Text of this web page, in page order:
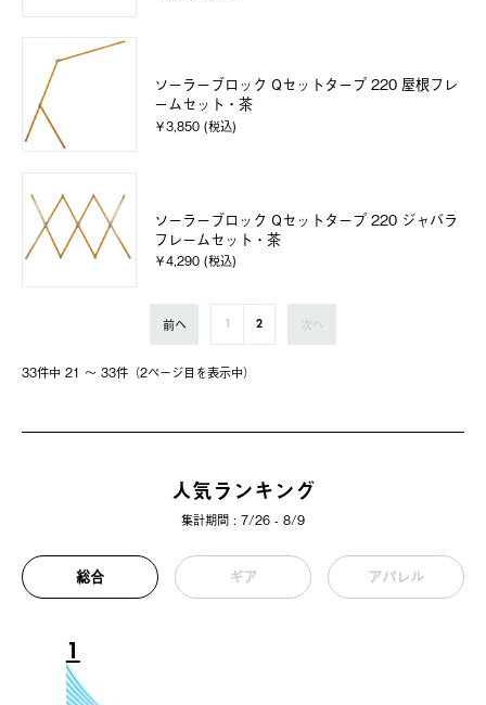
ソーラーブロック Qセットタープ 220 屋根フレ
ームセット・茶
￥3,850 (税込)
ソーラーブロック Qセットタープ 220 ジャバラ
フレームセット・茶
￥4,290 (税込)
33件中 21 〜 33件（2ページ⽬を表⽰中）
前へ 2 次へ
人気ランキング
集計期間 : 7/26 - 8/9
総合 ギア アパレル
1